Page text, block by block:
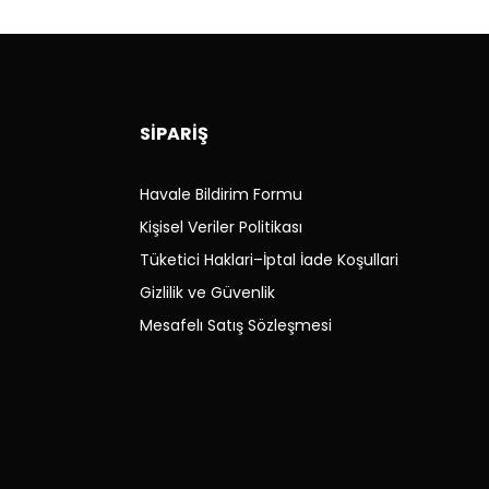
ücreti
tarafınıza
montaj veya kullanım izleri oluşmuş parçalar iade
olan ürünler iade alınmaz.
SİPARİŞ
Havale Bildirim Formu
Kişisel Veriler Politikası
Tüketici Haklari–İptal İade Koşullari
Gizlilik ve Güvenlik
Mesafelı Satış Sözleşmesi